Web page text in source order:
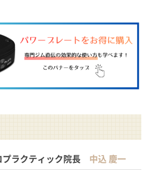
プラクティック院長 中込 慶一